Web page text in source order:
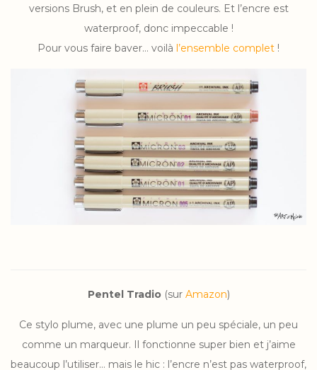
versions Brush, et en plein de couleurs. Et l’encre est
waterproof, donc impeccable !
Pour vous faire baver… voilà l’ensemble complet !
Pentel Tradio(sur Amazon)
Ce stylo plume, avec une plume un peu spéciale, un peu
comme un marqueur. Il fonctionne super bien et j’aime
beaucoup l’utiliser… mais le hic : l’encre n’est pas waterproof,